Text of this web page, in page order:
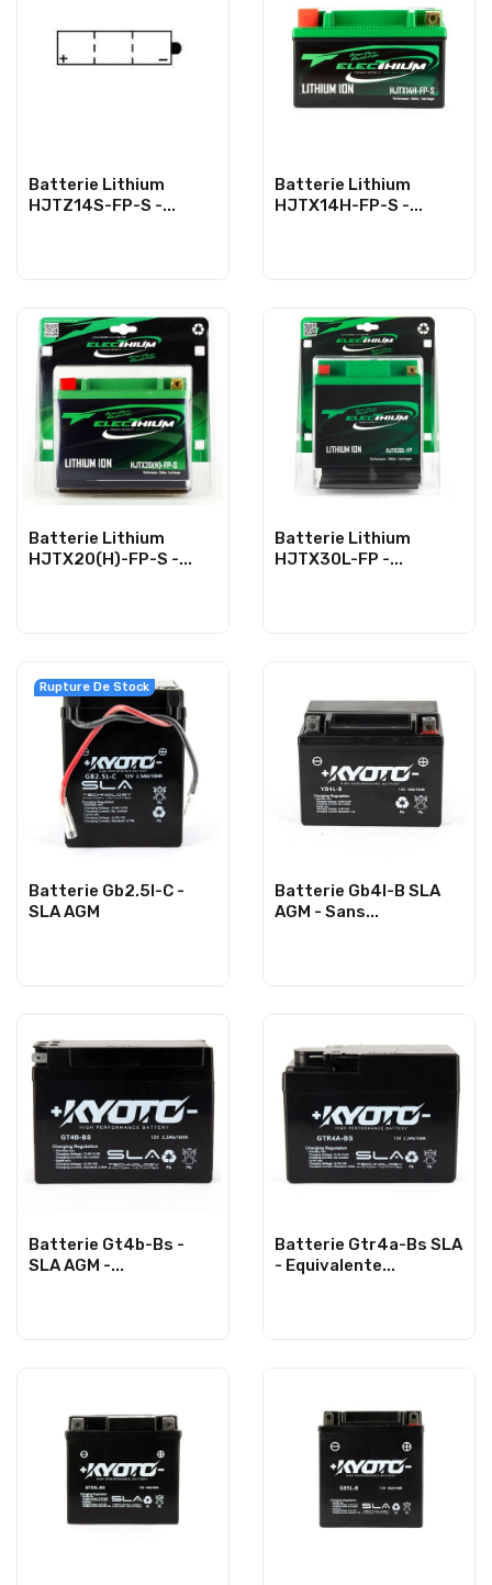
Batterie Lithium
HJTZ14S-FP-S -...
Batterie Lithium
HJTX14H-FP-S -...
Batterie Lithium
HJTX20(H)-FP-S -...
Batterie Lithium
HJTX30L-FP -...
Rupture De Stock
Batterie Gb2.5l-C -
SLA AGM
Batterie Gb4l-B SLA
AGM - Sans...
Batterie Gt4b-Bs -
SLA AGM -...
Batterie Gtr4a-Bs SLA
- Equivalente...